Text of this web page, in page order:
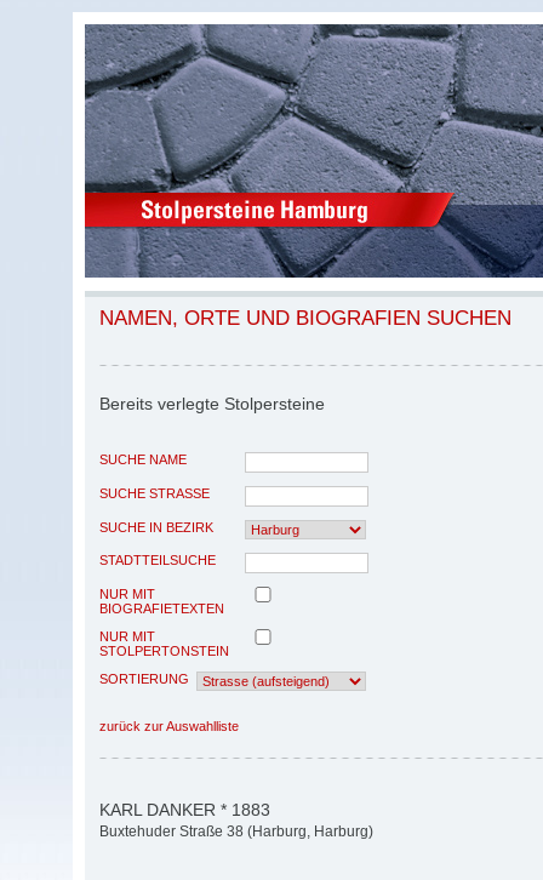
NAMEN, ORTE UND BIOGRAFIEN SUCHEN
Bereits verlegte Stolpersteine
SUCHE NAME
SUCHE STRASSE
SUCHE IN BEZIRK
STADTTEILSUCHE
NUR MIT
BIOGRAFIETEXTEN
NUR MIT
STOLPERTONSTEIN
SORTIERUNG
zurück zur Auswahlliste
KARL DANKER * 1883
Buxtehuder Straße 38 (Harburg, Harburg)